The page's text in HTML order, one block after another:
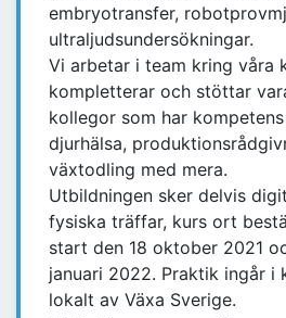
embryotransfer,
ultraljudsundersökningar.
Vi arbetar i team kring våra
kompletterar och stöttar
kollegor som har
djurhälsa,
växtodling med mera.
Utbildningen sker delvis
fysiska träffar, kurs ort
start den 18 oktober 2021
januari 2022. Praktik ingår i
lokalt av Växa Sverige.